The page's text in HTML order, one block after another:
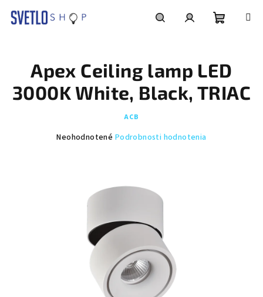
košík
Apex Ceiling lamp LED
3000K White, Black, TRIAC
ACB
Priemerné
Neohodnotené Podrobnosti hodnotenia